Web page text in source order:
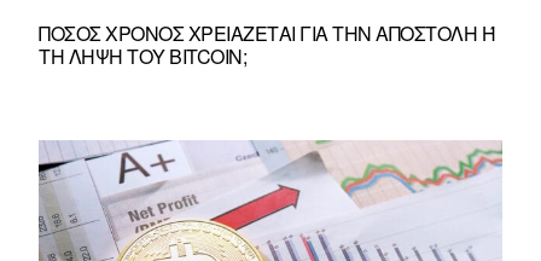
ΠΌΣΟΣ ΧΡΌΝΟΣ ΧΡΕΙΆΖΕΤΑΙ ΓΙΑ ΤΗΝ ΑΠΟΣΤΟΛΉ Ή Τ
Η ΛΉΨΗ ΤΟΥ BITCOIN;